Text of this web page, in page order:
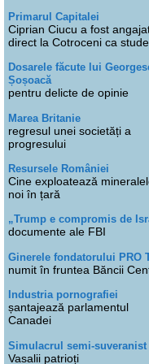
Primarul Capitalei
Ciprian Ciucu a fost
direct la Cotroceni ca
Dosarele făcute lui
Șoșoacă
pentru delicte de opinie
Marea Britanie
regresul unei societăți a
progresului
Resursele României
Cine exploatează
noi în țară
„Trump e compromis de
documente ale FBI
Ginerele fondatorului PRO
numit în fruntea Băncii
Industria pornografiei
șantajează parlamentul
Canadei
Simulacrul semi-suveranist
Vasalii patrioți